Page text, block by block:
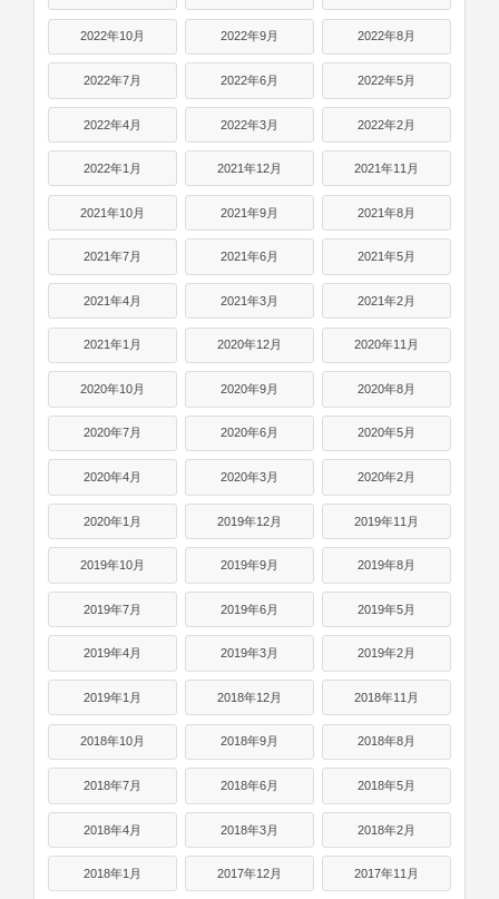
2022年10月 2022年9月 2022年8月
2022年7月 2022年6月 2022年5月
2022年4月 2022年3月 2022年2月
2022年1月 2021年12月 2021年11月
2021年10月 2021年9月 2021年8月
2021年7月 2021年6月 2021年5月
2021年4月 2021年3月 2021年2月
2021年1月 2020年12月 2020年11月
2020年10月 2020年9月 2020年8月
2020年7月 2020年6月 2020年5月
2020年4月 2020年3月 2020年2月
2020年1月 2019年12月 2019年11月
2019年10月 2019年9月 2019年8月
2019年7月 2019年6月 2019年5月
2019年4月 2019年3月 2019年2月
2019年1月 2018年12月 2018年11月
2018年10月 2018年9月 2018年8月
2018年7月 2018年6月 2018年5月
2018年4月 2018年3月 2018年2月
2018年1月 2017年12月 2017年11月